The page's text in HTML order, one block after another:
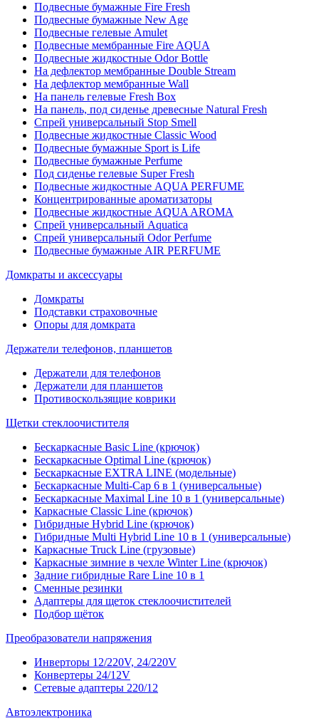
Подвесные бумажные Fire Fresh
Подвесные бумажные New Age
Подвесные гелевые Amulet
Подвесные мембранные Fire AQUA
Подвесные жидкостные Odor Bottle
На дефлектор мембранные Double Stream
На дефлектор мембранные Wall
На панель гелевые Fresh Box
На панель, под сиденье древесные Natural Fresh
Спрей универсальный Stop Smell
Подвесные жидкостные Classic Wood
Подвесные бумажные Sport is Life
Подвесные бумажные Perfume
Под сиденье гелевые Super Fresh
Подвесные жидкостные AQUA PERFUME
Концентрированные ароматизаторы
Подвесные жидкостные AQUA AROMA
Спрей универсальный Aquatica
Спрей универсальный Odor Perfume
Подвесные бумажные AIR PERFUME
Домкраты и аксессуары
Домкраты
Подставки страховочные
Опоры для домкрата
Держатели телефонов, планшетов
Держатели для телефонов
Держатели для планшетов
Противоскользящие коврики
Щетки стеклоочистителя
Бескаркасные Basic Line (крючок)
Бескаркасные Optimal Line (крючок)
Бескаркасные EXTRA LINE (модельные)
Бескаркасные Multi-Cap 6 в 1 (универсальные)
Бескаркасные Maximal Line 10 в 1 (универсальные)
Каркасные Classic Line (крючок)
Гибридные Hybrid Line (крючок)
Гибридные Multi Hybrid Line 10 в 1 (универсальные)
Каркасные Truck Line (грузовые)
Каркасные зимние в чехле Winter Line (крючок)
Задние гибридные Rare Line 10 в 1
Сменные резинки
Адаптеры для щеток стеклоочистителей
Подбор щёток
Преобразователи напряжения
Инверторы 12/220V, 24/220V
Конвертеры 24/12V
Сетевые адаптеры 220/12
Автоэлектроника